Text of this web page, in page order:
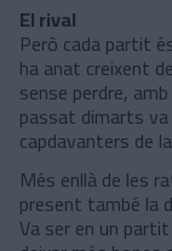
El rival
Però cada partit
ha anat creixent
sense perdre,
passat dimarts
capdavanters de
Més enllà de les
present també la
Va ser en un